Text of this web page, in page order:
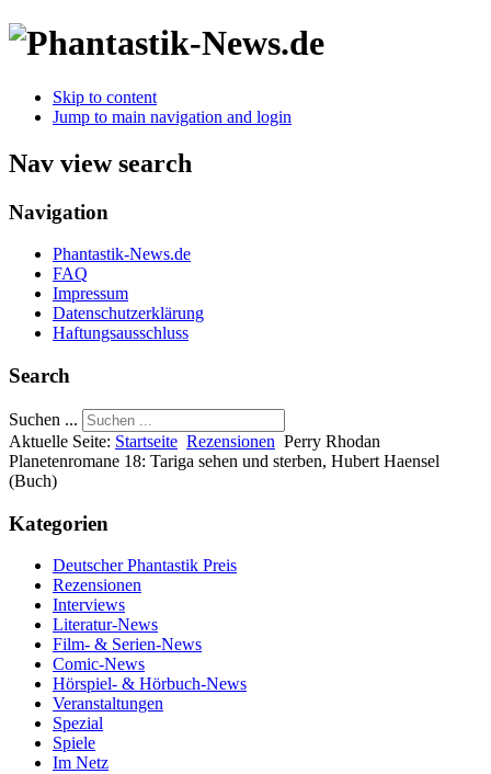
Skip to content
Jump to main navigation and login
Nav view search
Navigation
Phantastik-News.de
FAQ
Impressum
Datenschutzerklärung
Haftungsausschluss
Search
Suchen ...
Aktuelle Seite: Startseite Rezensionen Perry Rhodan
Planetenromane 18: Tariga sehen und sterben, Hubert Haensel
(Buch)
Kategorien
Deutscher Phantastik Preis
Rezensionen
Interviews
Literatur-News
Film- & Serien-News
Comic-News
Hörspiel- & Hörbuch-News
Veranstaltungen
Spezial
Spiele
Im Netz